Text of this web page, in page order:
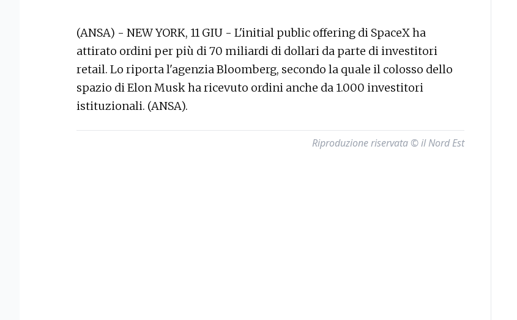
(ANSA) - NEW YORK, 11 GIU - L'initial public offering di SpaceX ha
attirato ordini per più di 70 miliardi di dollari da parte di investitori
retail. Lo riporta l'agenzia Bloomberg, secondo la quale il colosso dello
spazio di Elon Musk ha ricevuto ordini anche da 1.000 investitori
istituzionali. (ANSA).
Riproduzione riservata © il Nord Est